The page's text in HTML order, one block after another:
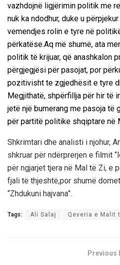
vazhdojnë ligjërimin politik me
nuk ka ndodhur, duke u
vemendjes rolin e tyre në
përkatëse.Aq më shumë, ata
politik të krijuar, që anashkalon
përgjegjësi për pasojat, por
pozitivisht te zgjedhësit e tyre
Megjithatë, shpërfillja për hir të
jetë një bumerang me pasoja të
për partitë politike shqiptare në
Shkrimtari dhe analisti i njohur,
shkruar për ndërprerjen e filmit
për ngjarjet tjera në Mal të Zi, e
fjali të thjeshtë,por shumë
“Zhdukuni hajvana”.
Tags: Ali Salaj Qeveria e Malit
Previous